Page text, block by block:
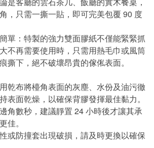
，只需一撕一貼，即可完美包覆 90 度
單：特製的強力雙面膠紙不僅能緊緊抓
不再需要使用時，只需用熱毛巾或風筒
撕下，絕不破壞昂貴的傢俬表面。
乾布將檯角表面的灰塵、水份及油污徹
表面乾燥，以確保背膠發揮最佳黏力。
角數秒，建議靜置 24 小時後才讓其承
佳。
或防撞套出現破損，請及時更換以確保